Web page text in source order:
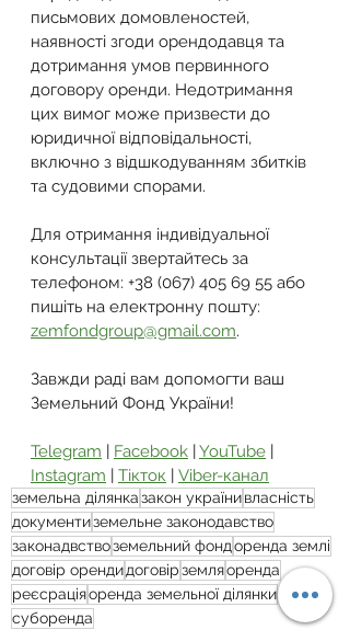
письмових домовленостей,
наявності згоди орендодавця та
дотримання умов первинного
договору оренди. Недотримання
цих вимог може призвести до
юридичної відповідальності,
включно з відшкодуванням збитків
та судовими спорами.
Для отримання індивідуальної
консультації звертайтесь за
телефоном: +38 (067) 405 69 55 або
пишіть на електронну пошту:
zemfondgroup@gmail.com.
Завжди раді вам допомогти ваш
Земельний Фонд України!
Telegram | Facebook | YouTube |
Instagram | Тікток | Viber-канал
земельна ділянказакон українивласність
документиземельне законодавство
законадвствоземельний фондоренда землі
договір орендидоговірземляоренда
реєсраціяоренда земельної ділянки
суборенда